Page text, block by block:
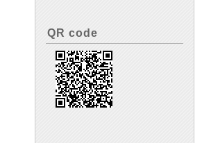
QR code